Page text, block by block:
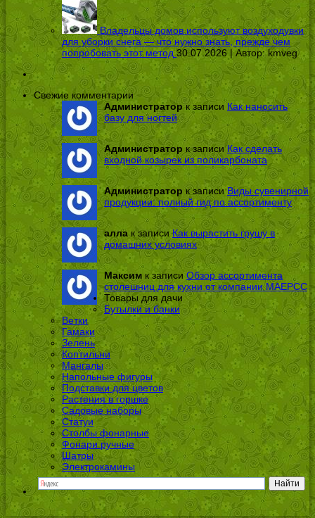
Владельцы домов используют воздуходувки
для уборки снега — что нужно знать, прежде чем
попробовать этот метод 30.07.2026 | Автор:kmveg
Свежие комментарии
Администраторк записи Как наносить
базу для ногтей
Администратор к записиКак сделать
входной козырек из поликарбоната
Администратор к записиВиды сувенирной
продукции: полный гид по ассортименту
алла к записиКак вырастить грушу в
домашних условиях
Максим к записиОбзор ассортимента
столешниц для кухни от компании МАЕРСС
Товары для дачи
Бутылки и банки
Ветки
Гамаки
Зелень
Коптильни
Мангалы
Напольные фигуры
Подставки для цветов
Растения в горшке
Садовые наборы
Статуи
Столбы фонарные
Фонари ручные
Шатры
Электрокамины